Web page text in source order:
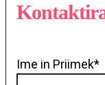
Ime in Priimek*